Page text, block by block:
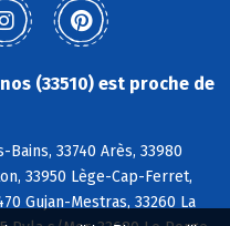
(33510) est proche de
Bains, 33740 Arès, 33980
33950 Lège-Cap-Ferret,
Gujan-Mestras, 33260 La